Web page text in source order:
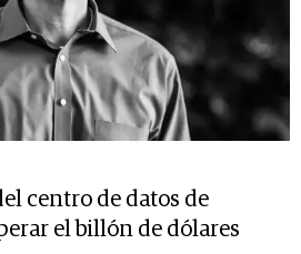
centro de datos de
el billón de dólares